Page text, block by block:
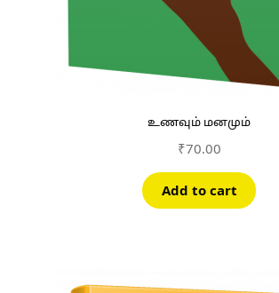
உணவும் மனமும்
₹70.00
Add to cart